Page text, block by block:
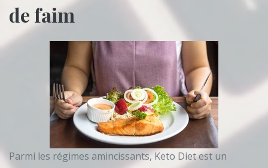
de faim
Parmi les régimes amincissants, Keto Diet est un